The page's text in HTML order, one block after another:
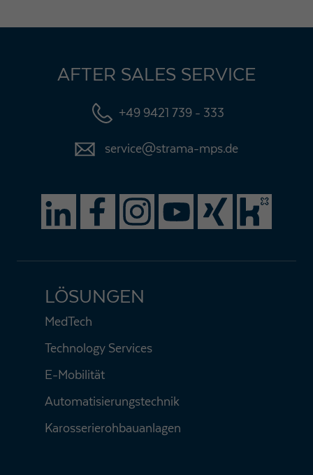
AFTER SALES SERVICE
+49 9421 739 - 333
service@strama-mps.de
LÖSUNGEN
MedTech
Technology Services
E-Mobilität
Automatisierungstechnik
Karosserierohbauanlagen